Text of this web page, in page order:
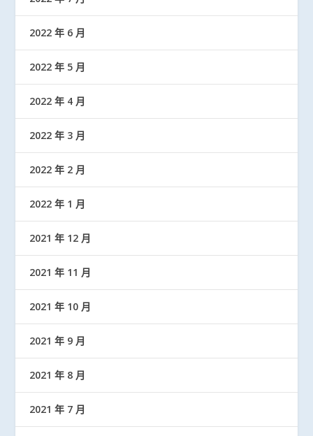
2022 年 6 月
2022 年 5 月
2022 年 4 月
2022 年 3 月
2022 年 2 月
2022 年 1 月
2021 年 12 月
2021 年 11 月
2021 年 10 月
2021 年 9 月
2021 年 8 月
2021 年 7 月